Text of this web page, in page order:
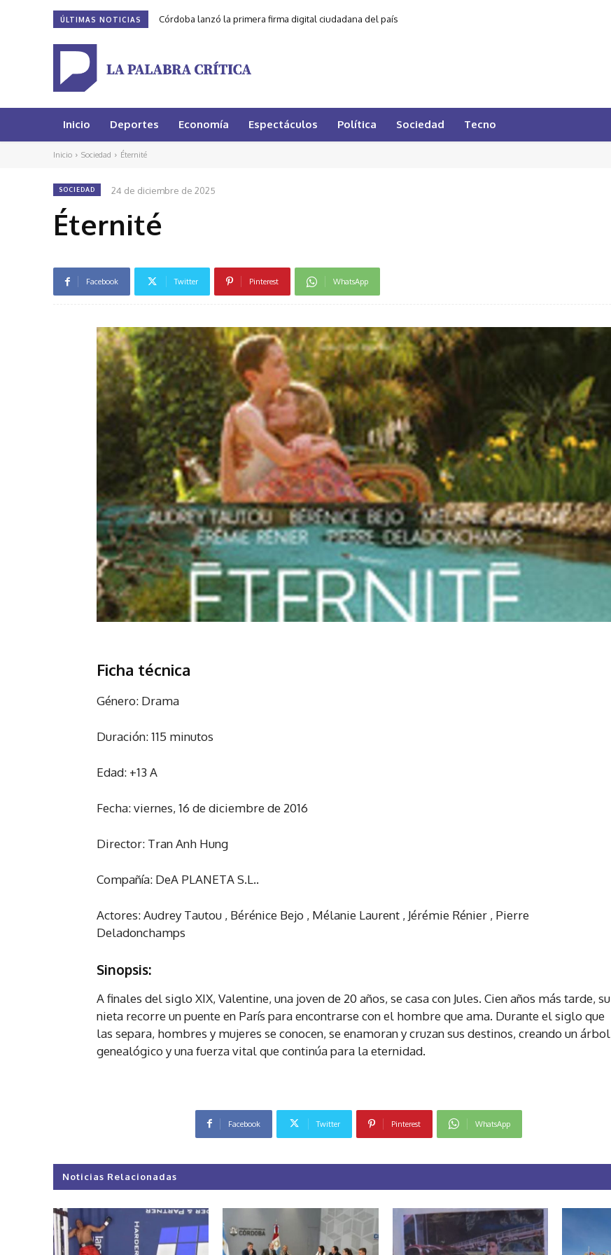
ÚLTIMAS NOTICIAS Córdoba lanzó la primera firma digital ciudadana del país
Inicio Deportes Economía Espectáculos Política Sociedad Tecno
Inicio Sociedad Éternité
SOCIEDAD 24 de diciembre de 2025
Éternité
Facebook Twitter Pinterest WhatsApp
Ficha técnica
Género: Drama
Duración:115 minutos
Edad: +13 A
Fecha:viernes, 16 de diciembre de 2016
Director: Tran Anh Hung
Compañía: DeA PLANETA S.L..
Actores:Audrey Tautou , Bérénice Bejo , Mélanie Laurent , Jérémie Rénier , Pierre
Deladonchamps
Sinopsis:
A finales del siglo XIX, Valentine, una joven de 20 años, se casa con Jules. Cien años más tarde, su
nieta recorre un puente en París para encontrarse con el hombre que ama. Durante el siglo que
las separa, hombres y mujeres se conocen, se enamoran y cruzan sus destinos, creando un árbol
genealógico y una fuerza vital que continúa para la eternidad.
Facebook Twitter Pinterest WhatsApp
Noticias Relacionadas